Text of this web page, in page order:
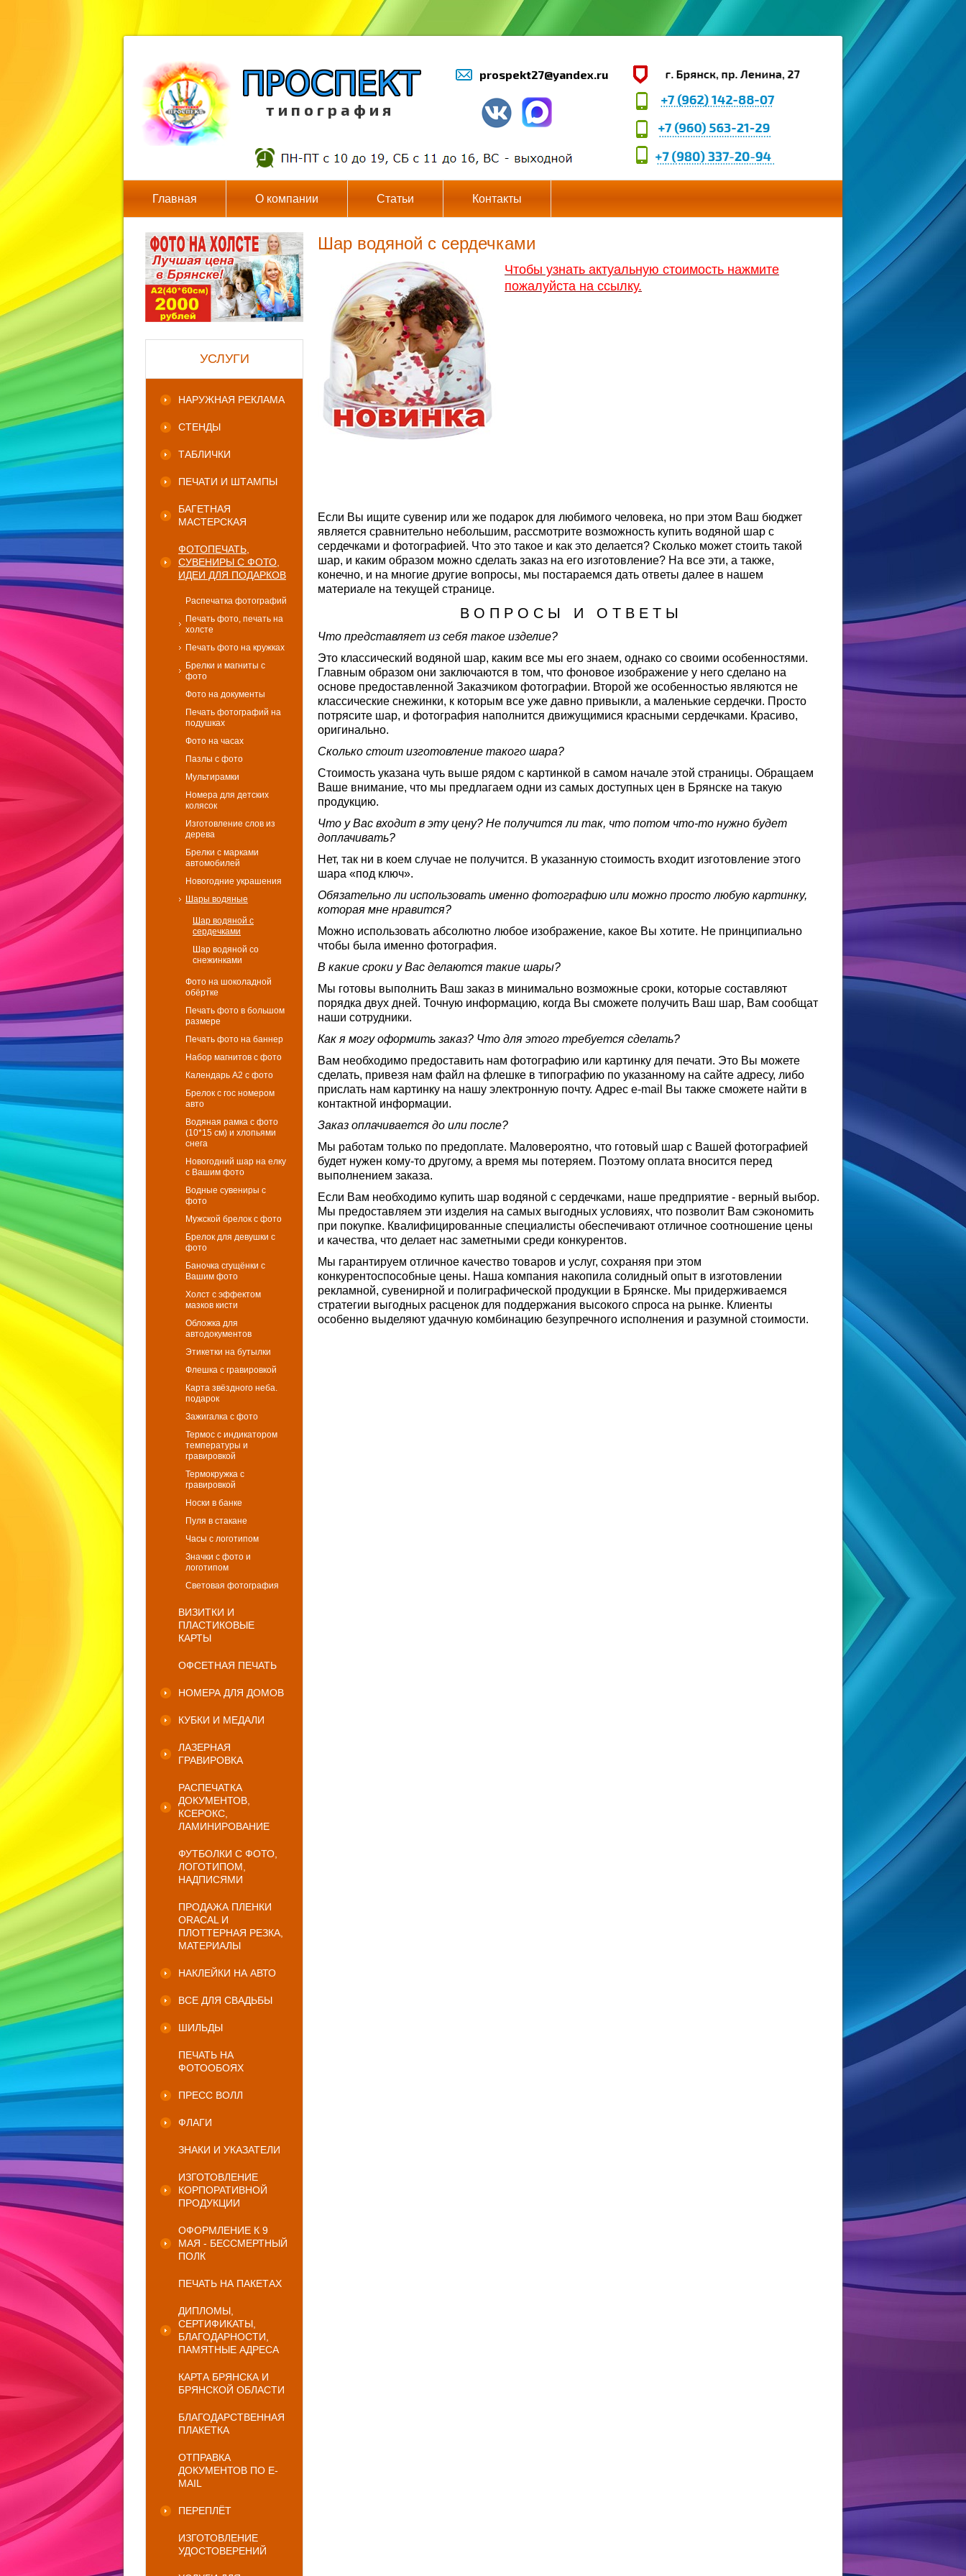
т и п о г р а ф и я
prospekt27@yandex.ru
Главная О компании Статьи Контакты
УСЛУГИ
НАРУЖНАЯ РЕКЛАМА
СТЕНДЫ
ТАБЛИЧКИ
ПЕЧАТИ И ШТАМПЫ
БАГЕТНАЯ
МАСТЕРСКАЯ
ФОТОПЕЧАТЬ,
СУВЕНИРЫ С ФОТО,
ИДЕИ ДЛЯ ПОДАРКОВ
Распечатка фотографий
Печать фото, печать на
холсте
Печать фото на кружках
Брелки и магниты с
фото
Фото на документы
Печать фотографий на
подушках
Фото на часах
Пазлы с фото
Мультирамки
Номера для детских
колясок
Изготовление слов из
дерева
Брелки с марками
автомобилей
Новогодние украшения
Шары водяные
Шар водяной с
сердечками
Шар водяной со
снежинками
Фото на шоколадной
обёртке
Печать фото в большом
размере
Печать фото на баннер
Набор магнитов с фото
Календарь А2 с фото
Брелок с гос номером
авто
Водяная рамка с фото
(10*15 см) и хлопьями
снега
Новогодний шар на елку
с Вашим фото
Водные сувениры с
фото
Мужской брелок с фото
Брелок для девушки с
фото
Баночка сгущёнки с
Вашим фото
Холст с эффектом
мазков кисти
Обложка для
автодокументов
Этикетки на бутылки
Флешка с гравировкой
Карта звёздного неба.
подарок
Зажигалка с фото
Термос с индикатором
температуры и
гравировкой
Термокружка с
гравировкой
Носки в банке
Пуля в стакане
Часы с логотипом
Значки с фото и
логотипом
Световая фотография
ВИЗИТКИ И
ПЛАСТИКОВЫЕ
КАРТЫ
ОФСЕТНАЯ ПЕЧАТЬ
НОМЕРА ДЛЯ ДОМОВ
КУБКИ И МЕДАЛИ
ЛАЗЕРНАЯ
ГРАВИРОВКА
РАСПЕЧАТКА
ДОКУМЕНТОВ,
КСЕРОКС,
ЛАМИНИРОВАНИЕ
ФУТБОЛКИ С ФОТО,
ЛОГОТИПОМ,
НАДПИСЯМИ
ПРОДАЖА ПЛЕНКИ
ORACAL И
ПЛОТТЕРНАЯ РЕЗКА,
МАТЕРИАЛЫ
НАКЛЕЙКИ НА АВТО
ВСЕ ДЛЯ СВАДЬБЫ
ШИЛЬДЫ
ПЕЧАТЬ НА
ФОТООБОЯХ
ПРЕСС ВОЛЛ
ФЛАГИ
ЗНАКИ И УКАЗАТЕЛИ
ИЗГОТОВЛЕНИЕ
КОРПОРАТИВНОЙ
ПРОДУКЦИИ
ОФОРМЛЕНИЕ К 9
МАЯ - БЕССМЕРТНЫЙ
ПОЛК
ПЕЧАТЬ НА ПАКЕТАХ
ДИПЛОМЫ,
СЕРТИФИКАТЫ,
БЛАГОДАРНОСТИ,
ПАМЯТНЫЕ АДРЕСА
КАРТА БРЯНСКА И
БРЯНСКОЙ ОБЛАСТИ
БЛАГОДАРСТВЕННАЯ
ПЛАКЕТКА
ОТПРАВКА
ДОКУМЕНТОВ ПО E-
MAIL
ПЕРЕПЛЁТ
ИЗГОТОВЛЕНИЕ
УДОСТОВЕРЕНИЙ
Шар водяной с сердечками
Чтобы узнать актуальную стоимость нажмите
пожалуйста на ссылку.
Если Вы ищите сувенир или же подарок для любимого человека, но при этом Ваш бюджет
является сравнительно небольшим, рассмотрите возможность купить водяной шар с
сердечками и фотографией. Что это такое и как это делается? Сколько может стоить такой
шар, и каким образом можно сделать заказ на его изготовление? На все эти, а также,
конечно, и на многие другие вопросы, мы постараемся дать ответы далее в нашем
материале на текущей странице.
В О П Р О С Ы И О Т В Е Т Ы
Что представляет из себя такое изделие?
Это классический водяной шар, каким все мы его знаем, однако со своими особенностями.
Главным образом они заключаются в том, что фоновое изображение у него сделано на
основе предоставленной Заказчиком фотографии. Второй же особенностью являются не
классические снежинки, к которым все уже давно привыкли, а маленькие сердечки. Просто
потрясите шар, и фотография наполнится движущимися красными сердечками. Красиво,
оригинально.
Сколько стоит изготовление такого шара?
Стоимость указана чуть выше рядом с картинкой в самом начале этой страницы. Обращаем
Ваше внимание, что мы предлагаем одни из самых доступных цен в Брянске на такую
продукцию.
Что у Вас входит в эту цену? Не получится ли так, что потом что-то нужно будет
доплачивать?
Нет, так ни в коем случае не получится. В указанную стоимость входит изготовление этого
шара «под ключ».
Обязательно ли использовать именно фотографию или можно просто любую картинку,
которая мне нравится?
Можно использовать абсолютно любое изображение, какое Вы хотите. Не принципиально
чтобы была именно фотография.
В какие сроки у Вас делаются такие шары?
Мы готовы выполнить Ваш заказ в минимально возможные сроки, которые составляют
порядка двух дней. Точную информацию, когда Вы сможете получить Ваш шар, Вам сообщат
наши сотрудники.
Как я могу оформить заказ? Что для этого требуется сделать?
Вам необходимо предоставить нам фотографию или картинку для печати. Это Вы можете
сделать, привезя нам файл на флешке в типографию по указанному на сайте адресу, либо
прислать нам картинку на нашу электронную почту. Адрес e-mail Вы также сможете найти в
контактной информации.
Заказ оплачивается до или после?
Мы работам только по предоплате. Маловероятно, что готовый шар с Вашей фотографией
будет нужен кому-то другому, а время мы потеряем. Поэтому оплата вносится перед
выполнением заказа.
Если Вам необходимо купить шар водяной с сердечками, наше предприятие - верный выбор.
Мы предоставляем эти изделия на самых выгодных условиях, что позволит Вам сэкономить
при покупке. Квалифицированные специалисты обеспечивают отличное соотношение цены
и качества, что делает нас заметными среди конкурентов.
Мы гарантируем отличное качество товаров и услуг, сохраняя при этом
конкурентоспособные цены. Наша компания накопила солидный опыт в изготовлении
рекламной, сувенирной и полиграфической продукции в Брянске. Мы придерживаемся
стратегии выгодных расценок для поддержания высокого спроса на рынке. Клиенты
особенно выделяют удачную комбинацию безупречного исполнения и разумной стоимости.